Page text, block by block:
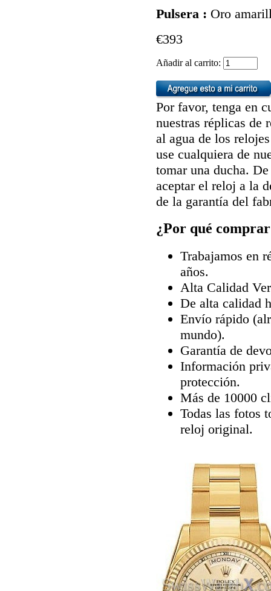
Pulsera : Oro
€393
Añadir al carrito:
Por favor, tenga en
nuestras réplicas de
al agua de los
use cualquiera de
tomar una ducha.
aceptar el reloj a la
de la garantía del
¿Por qué
Trabajamos en
años.
Alta Calidad
De alta calidad
Envío rápido
mundo).
Garantía de
Información
protección.
Más de 10000
Todas las fotos
reloj original.